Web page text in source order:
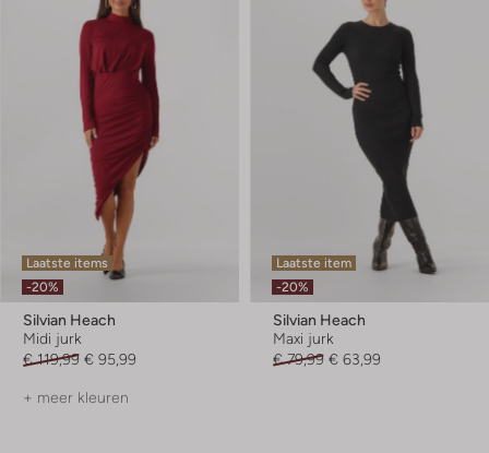
Laatste items
-20%
Silvian Heach
Midi jurk
€ 119,99 € 95,99
+ meer kleuren
Laatste item
-20%
Silvian Heach
Maxi jurk
€ 79,99 € 63,99